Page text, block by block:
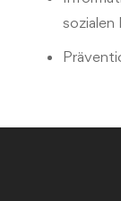
sozialen